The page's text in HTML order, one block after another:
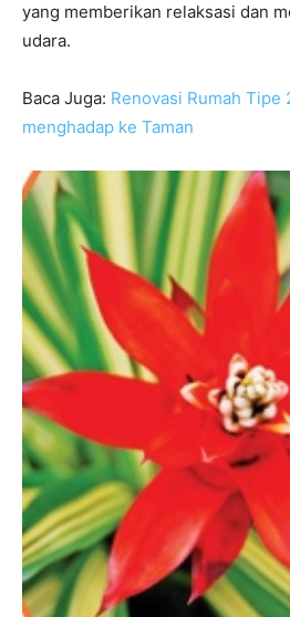
yang memberikan relaksasi dan
udara.
Baca Juga: Renovasi Rumah Tipe
menghadap ke Taman